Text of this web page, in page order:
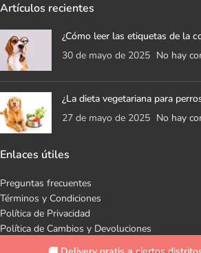
Artículos recientes
¿Cómo leer las etiquetas de la
30 de mayo de 2025 No hay
¿La dieta vegetariana para
27 de mayo de 2025 No hay
Enlaces útiles
Preguntas frecuentes
Términos y Condiciones
Política de Privacidad
Política de Cambios y Devoluciones
Libro de Reclamaciones